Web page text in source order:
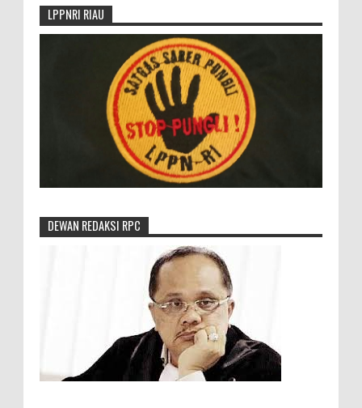
LPPNRI RIAU
DEWAN REDAKSI RPC